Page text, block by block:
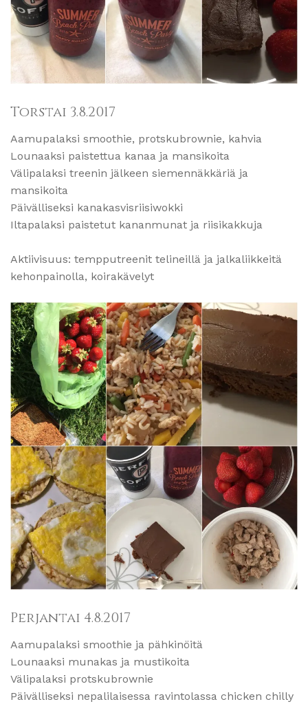
Torstai 3.8.2017
Aamupalaksi smoothie, protskubrownie, kahvia
Lounaaksi paistettua kanaa ja mansikoita
Välipalaksi treenin jälkeen siemennäkkäriä ja
mansikoita
Päivälliseksi kanakasvisriisiwokki
Iltapalaksi paistetut kananmunat ja riisikakkuja
Aktiivisuus: tempputreenit telineillä ja jalkaliikkeitä
kehonpainolla, koirakävelyt
Perjantai 4.8.2017
Aamupalaksi smoothie ja pähkinöitä
Lounaaksi munakas ja mustikoita
Välipalaksi protskubrownie
Päivälliseksi nepalilaisessa ravintolassa chicken chilly